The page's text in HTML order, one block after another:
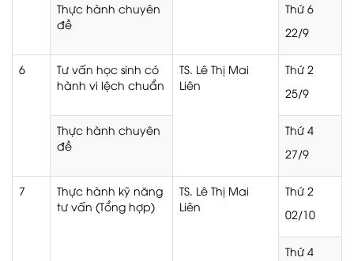
Thực hành chuyên
đề
Thứ 6
22/9
6
Tư vấn học sinh có
hành vi lệch chuẩn
TS. Lê Thị Mai
Liên
Thứ 2
25/9
Thực hành chuyên
đề
Thứ 4
27/9
7
Thực hành kỹ năng
tư vấn (Tổng hợp)
TS. Lê Thị Mai
Liên
Thứ 2
02/10
Thứ 4